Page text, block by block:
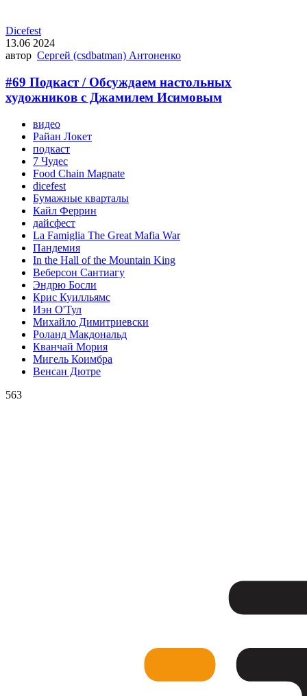
Dicefest
13.06 2024
автор Сергей (csdbatman) Антоненко
#69 Подкаст / Обсуждаем настольных
художников с Джамилем Исимовым
видео
Райан Локет
подкаст
7 Чудес
Food Chain Magnate
dicefest
Бумажные кварталы
Кайл Феррин
дайсфест
La Famiglia The Great Mafia War
Пандемия
In the Hall of the Mountain King
Веберсон Сантиагу
Эндрю Босли
Крис Куилльямс
Иэн О'Тул
Михайло Димитриевски
Роланд Макдональд
Кванчай Мория
Мигель Коимбра
Венсан Дютре
563